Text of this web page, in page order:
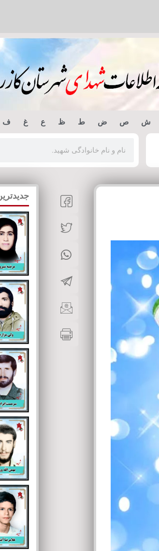
ش ص ض ط ظ ع غ ف